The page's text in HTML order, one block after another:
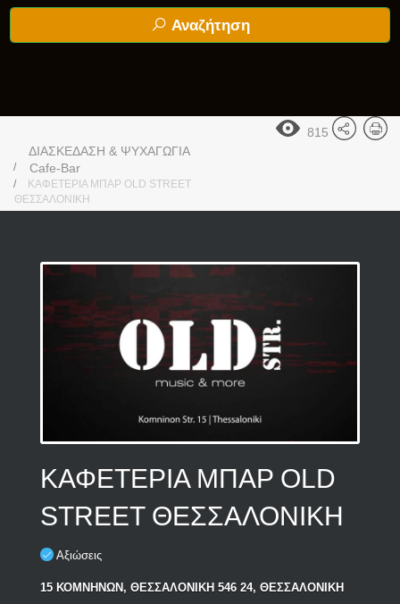
Αναζήτηση
815
ΔΙΑΣΚΕΔΑΣΗ & ΨΥΧΑΓΩΓΙΑ
Cafe-Bar
ΚΑΦΕΤΕΡΙΑ ΜΠΑΡ OLD STREET
ΘΕΣΣΑΛΟΝΙΚΗ
ΚΑΦΕΤΕΡΙΑ ΜΠΑΡ OLD
STREET ΘΕΣΣΑΛΟΝΙΚΗ
Αξιώσεις
15 ΚΟΜΝΗΝΩΝ, ΘΕΣΣΑΛΟΝΙΚΗ 546 24, ΘΕΣΣΑΛΟΝΙΚΗ